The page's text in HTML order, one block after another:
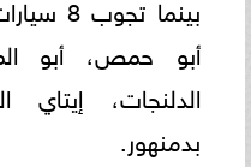
بينما
أبو حمص، أبو
الدلنجات، إيتاي
بدمنهور.